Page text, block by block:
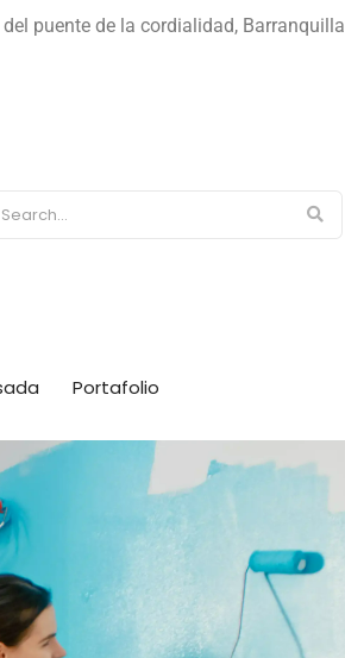
puente de la cordialidad, Barranquilla
Portafolio